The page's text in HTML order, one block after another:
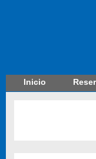
Inicio